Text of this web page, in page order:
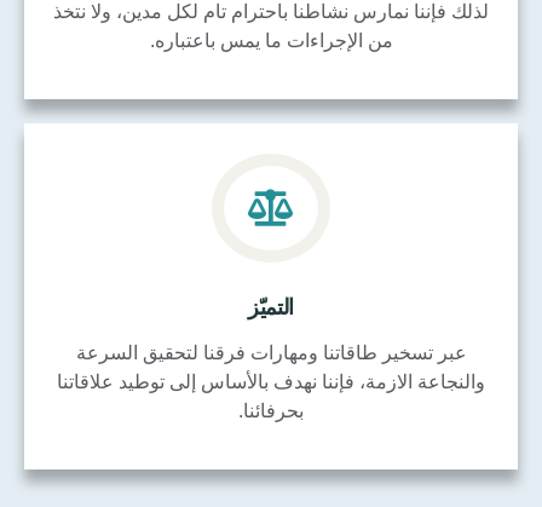
لذلك فإننا نمارس نشاطنا باحترام تام لكل مدين، ولا نتخذ
من الإجراءات ما يمس باعتباره.
التميّز
عبر تسخير طاقاتنا ومهارات فرقنا لتحقيق السرعة
والنجاعة الازمة، فإننا نهدف بالأساس إلى توطيد علاقاتنا
بحرفائنا.